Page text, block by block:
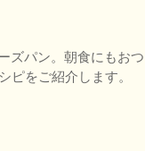
ズパン。朝食にもおつ
ピをご紹介します。